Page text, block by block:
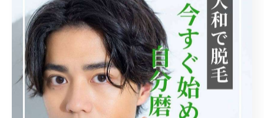
肌質タイプ
おすすめ施術
法
注意ポイント
敏感肌
光脱毛、冷却
機能付き
刺激や熱が少ない
か確認
毛が濃い・早く
結果希望
医療レーザー
脱毛
痛みに注意、医師
相談推奨